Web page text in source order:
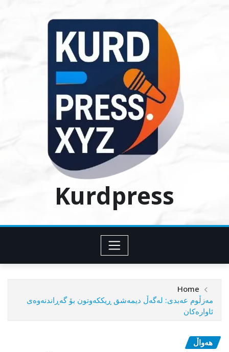
Kurdpress
Home
مەزڵوم عەبدی: لەگەڵ دیمەشق ڕیككەوتون بۆ گەڕاندنەوەی
ئاوارەكان
هەواڵ